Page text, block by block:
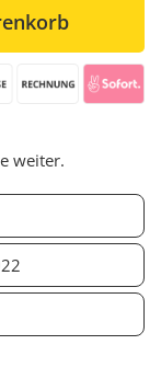
weiter.